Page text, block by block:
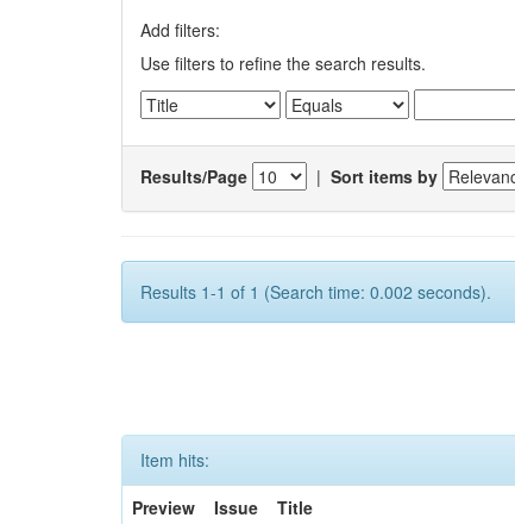
Add filters:
Use filters to refine the search results.
Results/Page | Sort items by
Results 1-1 of 1 (Search time: 0.002 seconds).
Item hits:
Preview
Issue
Title